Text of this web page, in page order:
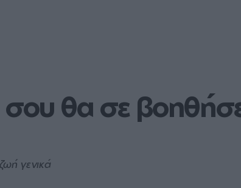
θα σε
γενικά